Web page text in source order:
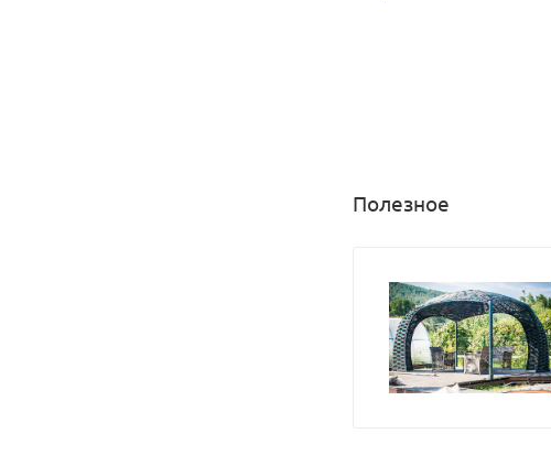
Полезное